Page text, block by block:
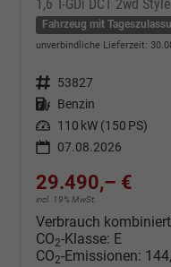
1,6 T-GDi DCT 2wd
Fahrzeug mit
unverbindliche Lieferzeit:
Fahrzeugnr. 53827
Kraftstoff Benzin
Leistung 110 kW (150 PS)
07.08.2026
29.490,– €
incl. 19% MwSt.
Verbrauch
CO2-Klasse: E
CO2-Emissionen: